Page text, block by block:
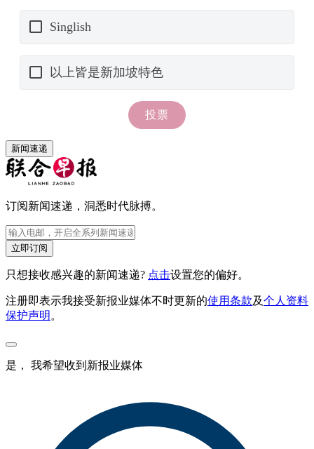
新闻速递
订阅新闻速递，洞悉时代脉搏。
立即订阅
只想接收感兴趣的新闻速递? 点击设置您的偏好。
注册即表示我接受新报业媒体不时更新的使用条款及个人资料
保护声明 。
是， 我希望收到新报业媒体